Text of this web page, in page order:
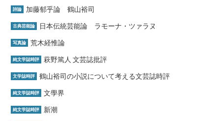
詩論 加藤郁乎論 鶴山裕司
古典芸能論 日本伝統芸能論 ラモーナ・ツァラヌ
写真論 荒木経惟論
純文学誌時評 萩野篤人 文芸誌批評
文学誌時評 鶴山裕司の小説について考える文芸誌時評
純文学誌時評 文學界
純文学誌時評 新潮